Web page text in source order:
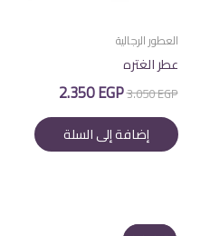
العطور الرجالية
عطر الغتره
3.050EGP السعر
الأصلي
هو:
3.050 EGP.
2.350EGP
هو:
2.350 EGP. إضافة إلى السلة